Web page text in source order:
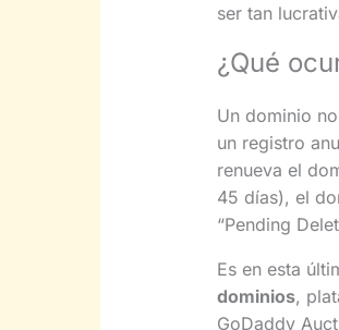
ser tan
¿Qué
Un dominio
un registro
renueva el
45 días), el
“Pending
Es en esta
dominios,
GoDaddy